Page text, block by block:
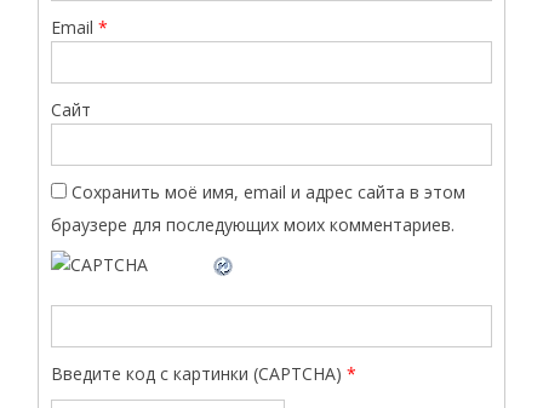
Email*
Сайт
Сохранить моё имя, email и адрес сайта в этом
браузере для последующих моих комментариев.
Введите код с картинки (CAPTCHA) *